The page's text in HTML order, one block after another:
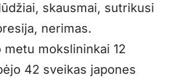
skausmai, sutrikusi
nerimas.
mokslininkai 12
42 sveikas japones